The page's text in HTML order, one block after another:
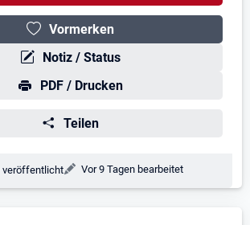
Vormerken
Notiz / Status
PDF / Drucken
Teilen
veröffentlicht Änderungsdatum:
Vor 9 Tagen bearbeitet